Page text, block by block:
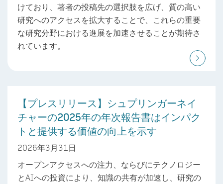
けており、著者の投稿先の選択肢を広げ、質の高い
研究へのアクセスを拡大することで、これらの重要
な研究分野における進展を加速させることが期待さ
れています。
【プレスリリース】シュプリンガーネイ
チャーの2025年の年次報告書はインパク
トと提供する価値の向上を示す
2026年3月31日
オープンアクセスへの注力、ならびにテクノロジー
とAIへの投資により、知識の共有が加速し、研究の